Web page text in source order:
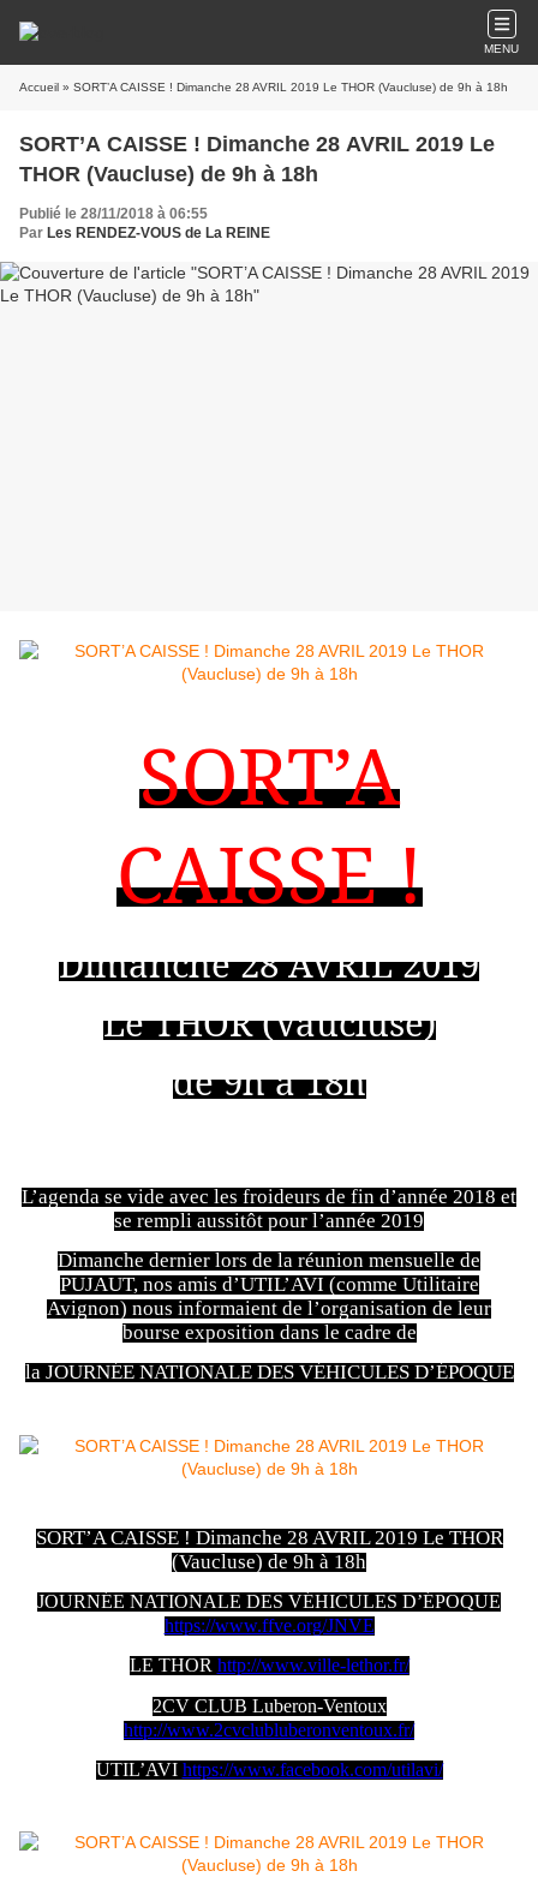
MENU
Accueil » SORT’A CAISSE ! Dimanche 28 AVRIL 2019 Le THOR (Vaucluse) de 9h à 18h
SORT’A CAISSE ! Dimanche 28 AVRIL 2019 Le
THOR (Vaucluse) de 9h à 18h
Publié le 28/11/2018 à 06:55
Par Les RENDEZ-VOUS de La REINE
SORT’A
CAISSE !
Dimanche 28 AVRIL 2019
Le THOR (Vaucluse)
de 9h à 18h
L’agenda se vide avec les froideurs de fin d’année 2018 et
se rempli aussitôt pour l’année 2019
Dimanche dernier lors de la réunion mensuelle de
PUJAUT, nos amis d’UTIL’AVI (comme Utilitaire
Avignon) nous informaient de l’organisation de leur
bourse exposition dans le cadre de
la JOURNÉE NATIONALE DES VÉHICULES D’ÉPOQUE
SORT’A CAISSE ! Dimanche 28 AVRIL 2019 Le THOR
(Vaucluse) de 9h à 18h
JOURNÉE NATIONALE DES VÉHICULES D’ÉPOQUE
https://www.ffve.org/JNVE
LE THOR http://www.ville-lethor.fr/
2CV CLUB Luberon-Ventoux
http://www.2cvclubluberonventoux.fr/
UTIL’AVI https://www.facebook.com/utilavi/